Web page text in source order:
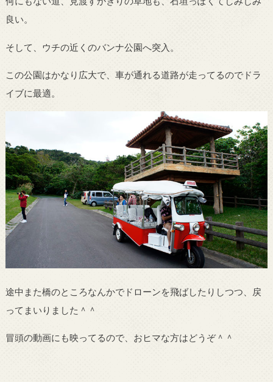
良い。
そして、ウチの近くのバンナ公園へ突入。
この公園はかなり広大で、車が通れる道路が走ってるのでドラ
イブに最適。
途中また橋のところなんかでドローンを飛ばしたりしつつ、戻
ってまいりました＾＾
冒頭の動画にも映ってるので、おヒマな方はどうぞ＾＾